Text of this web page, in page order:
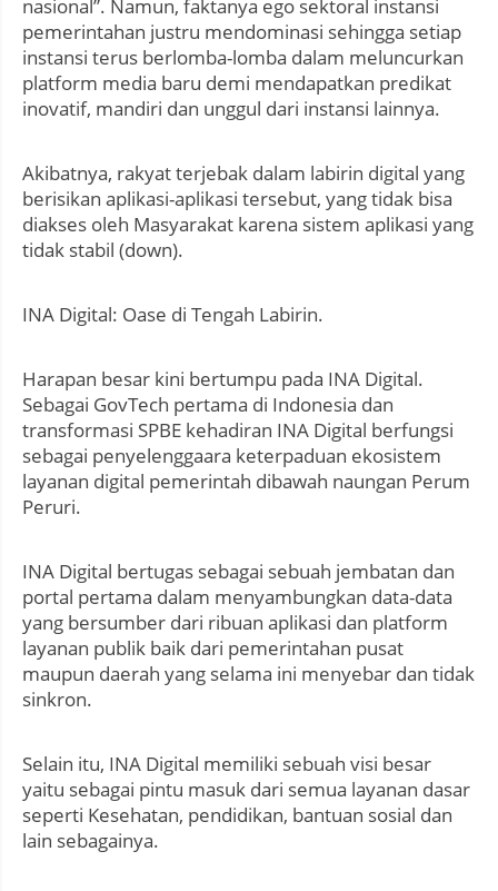
nasional”. Namun, faktanya ego sektoral instansi
pemerintahan justru mendominasi sehingga setiap
instansi terus berlomba-lomba dalam meluncurkan
platform media baru demi mendapatkan predikat
inovatif, mandiri dan unggul dari instansi lainnya.
Akibatnya, rakyat terjebak dalam labirin digital yang
berisikan aplikasi-aplikasi tersebut, yang tidak bisa
diakses oleh Masyarakat karena sistem aplikasi yang
tidak stabil (down).
INA Digital: Oase di Tengah Labirin.
Harapan besar kini bertumpu pada INA Digital.
Sebagai GovTech pertama di Indonesia dan
transformasi SPBE kehadiran INA Digital berfungsi
sebagai penyelenggaara keterpaduan ekosistem
layanan digital pemerintah dibawah naungan Perum
Peruri.
INA Digital bertugas sebagai sebuah jembatan dan
portal pertama dalam menyambungkan data-data
yang bersumber dari ribuan aplikasi dan platform
layanan publik baik dari pemerintahan pusat
maupun daerah yang selama ini menyebar dan tidak
sinkron.
Selain itu, INA Digital memiliki sebuah visi besar
yaitu sebagai pintu masuk dari semua layanan dasar
seperti Kesehatan, pendidikan, bantuan sosial dan
lain sebagainya.